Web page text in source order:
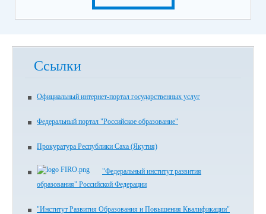
Ссылки
Официальный интернет-портал государственных услуг
Федеральный портал "Российское образование"
Прокуратура Республики Саха (Якутия)
"Федеральный институт развития
образования" Российской Федерации
"Институт Развития Образования и Повышения Квалификации"